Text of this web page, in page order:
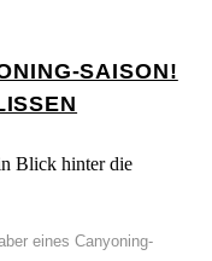
SAISON!
eines Canyoning-